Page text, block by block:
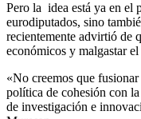
Pero la idea está ya en el
eurodiputados, sino
recientemente advirtió de
económicos y malgastar
«No creemos que
política de cohesión con
de investigación e